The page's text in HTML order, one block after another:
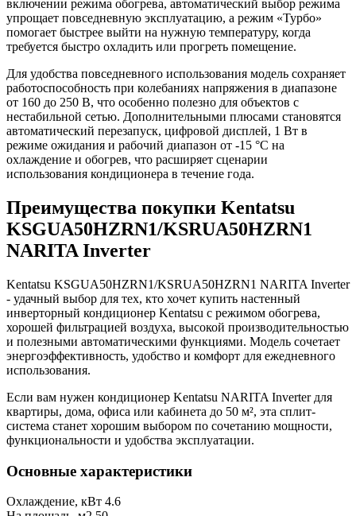
включении режима обогрева, автоматический выбор режима
упрощает повседневную эксплуатацию, а режим «Турбо»
помогает быстрее выйти на нужную температуру, когда
требуется быстро охладить или прогреть помещение.
Для удобства повседневного использования модель сохраняет
работоспособность при колебаниях напряжения в диапазоне
от 160 до 250 В, что особенно полезно для объектов с
нестабильной сетью. Дополнительными плюсами становятся
автоматический перезапуск, цифровой дисплей, 1 Вт в
режиме ожидания и рабочий диапазон от -15 °C на
охлаждение и обогрев, что расширяет сценарии
использования кондиционера в течение года.
Преимущества покупки Kentatsu
KSGUA50HZRN1/KSRUA50HZRN1
NARITA Inverter
Kentatsu KSGUA50HZRN1/KSRUA50HZRN1 NARITA Inverter
- удачный выбор для тех, кто хочет купить настенный
инверторный кондиционер Kentatsu с режимом обогрева,
хорошей фильтрацией воздуха, высокой производительностью
и полезными автоматическими функциями. Модель сочетает
энергоэффективность, удобство и комфорт для ежедневного
использования.
Если вам нужен кондиционер Kentatsu NARITA Inverter для
квартиры, дома, офиса или кабинета до 50 м², эта сплит-
система станет хорошим выбором по сочетанию мощности,
функциональности и удобства эксплуатации.
Основные характеристики
Охлаждение, кВт 4.6